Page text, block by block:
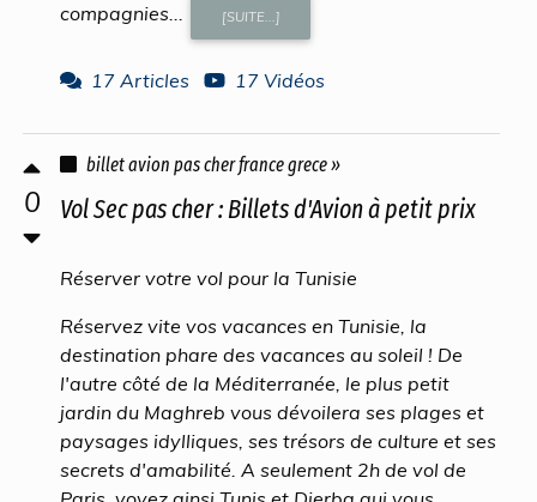
compagnies...
[SUITE...]
17 Articles 17 Vidéos
0
billet avion pas cher france grece »
Vol Sec pas cher : Billets d'Avion à petit prix
Réserver votre vol pour la Tunisie
Réservez vite vos vacances en Tunisie, la
destination phare des vacances au soleil ! De
l'autre côté de la Méditerranée, le plus petit
jardin du Maghreb vous dévoilera ses plages et
paysages idylliques, ses trésors de culture et ses
secrets d'amabilité. A seulement 2h de vol de